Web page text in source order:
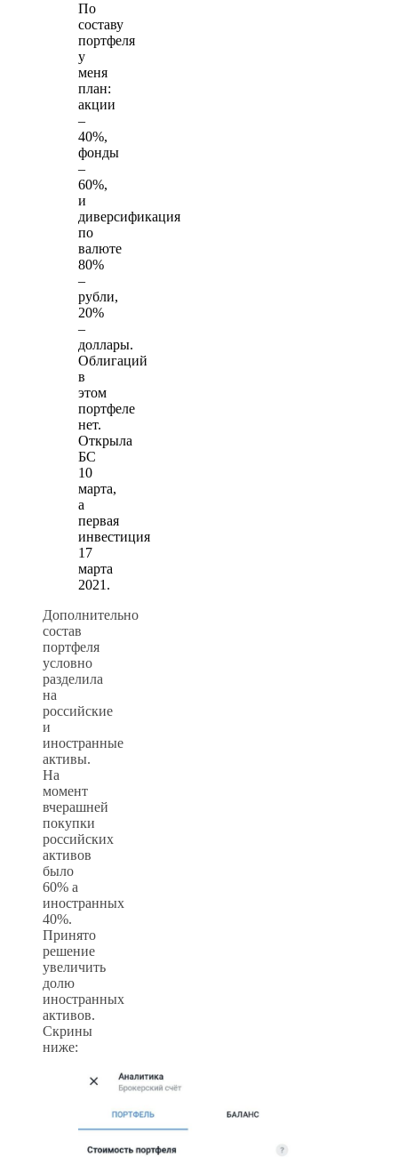
По
составу
портфеля
у
меня
план:
акции
–
40%,
фонды
–
60%,
и
диверсификация
по
валюте
80%
–
рубли,
20%
–
доллары.
Облигаций
в
этом
портфеле
нет.
Открыла
БС
10
марта,
а
первая
инвестиция
17
марта
2021.
Дополнительно
состав
портфеля
условно
разделила
на
российские
и
иностранные
активы.
На
момент
вчерашней
покупки
российских
активов
было
60% а
иностранных
40%.
Принято
решение
увеличить
долю
иностранных
активов.
Скрины
ниже: